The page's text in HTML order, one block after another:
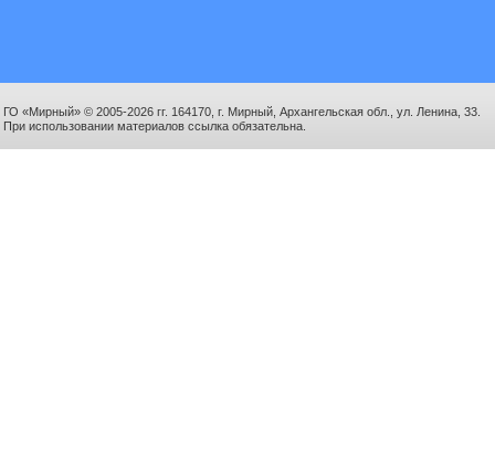
ГО «Мирный» © 2005-2026 гг. 164170, г. Мирный, Архангельская обл., ул. Ленина, 33.
При использовании материалов ссылка обязательна.